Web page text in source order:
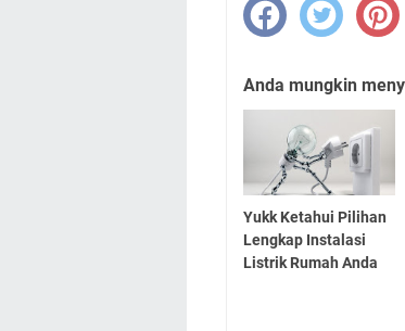
Anda mungkin
Yukk Ketahui Pilihan
Lengkap Instalasi
Listrik Rumah Anda